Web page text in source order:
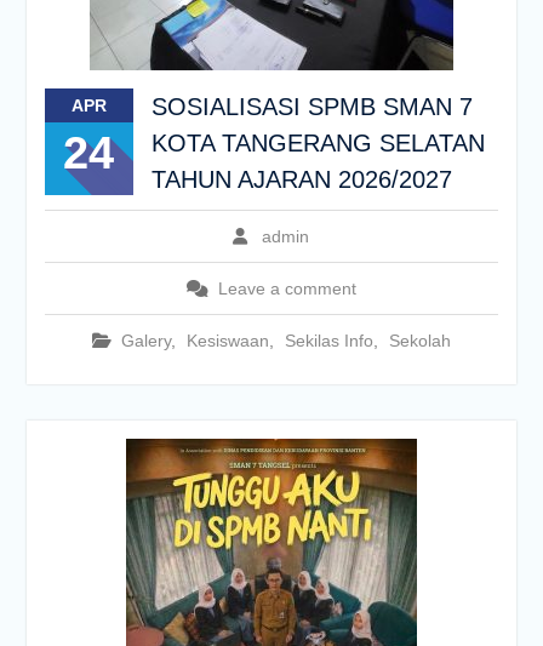
APR
24
SOSIALISASI SPMB SMAN 7
KOTA TANGERANG SELATAN
TAHUN AJARAN 2026/2027
admin
Leave a comment
Galery, Kesiswaan Sekilas Info Sekolah